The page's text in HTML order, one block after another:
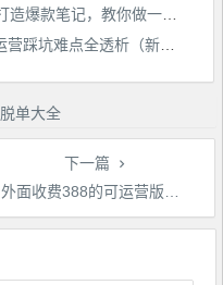
下一篇
外面收费388的可运营版时光同款知识付费发卡网程序搭建【全套源码+搭建教程】